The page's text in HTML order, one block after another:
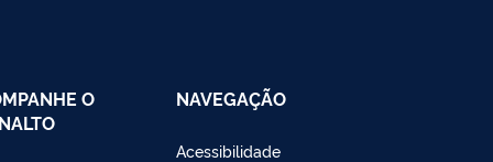
O
NAVEGAÇÃO
Acessibilidade